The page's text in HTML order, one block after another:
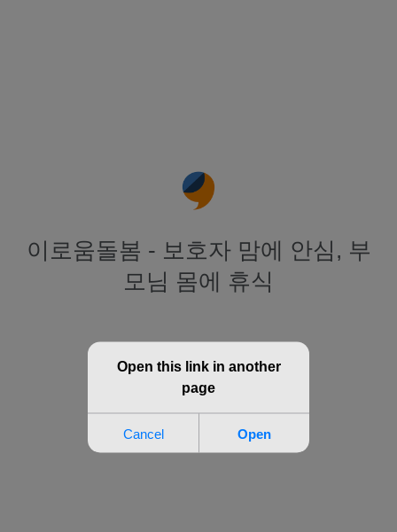
이로움돌봄 - 보호자 맘에 안심, 부
모님 몸에 휴식